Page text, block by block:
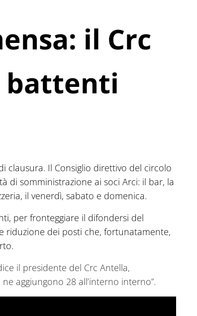
il Crc
battenti
clausura. Il Consiglio direttivo del circolo
di somministrazione ai soci Arci: il bar, la
il venerdì, sabato e domenica.
per fronteggiare il difondersi del
dei posti che, fortunatamente,
il presidente del Crc Antella,
aggiungono 28 all’interno interno”.